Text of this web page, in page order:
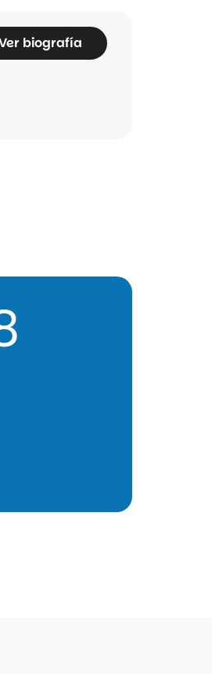
biografía